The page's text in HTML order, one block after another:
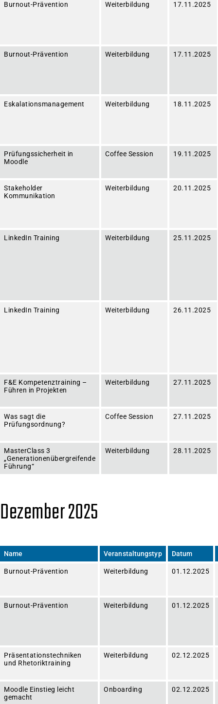
Burnout-Prävention Weiterbildung 17.11.2025
Burnout-Prävention Weiterbildung 17.11.2025
Eskalationsmanagement Weiterbildung 18.11.2025
Prüfungssicherheit in
Moodle
Coffee Session 19.11.2025
Stakeholder
Kommunikation
Weiterbildung 20.11.2025
LinkedIn Training Weiterbildung 25.11.2025
LinkedIn Training Weiterbildung 26.11.2025
F&E Kompetenztraining –
Führen in Projekten
Weiterbildung 27.11.2025
Was sagt die
Prüfungsordnung?
Coffee Session 27.11.2025
MasterClass 3
„Generationenübergreifende
Führung“
Weiterbildung 28.11.2025
Dezember 2025
Name Veranstaltungstyp Datum
Burnout-Prävention Weiterbildung 01.12.2025
Burnout-Prävention Weiterbildung 01.12.2025
Präsentationstechniken
und Rhetoriktraining
Weiterbildung 02.12.2025
Moodle Einstieg leicht
gemacht
Onboarding 02.12.2025